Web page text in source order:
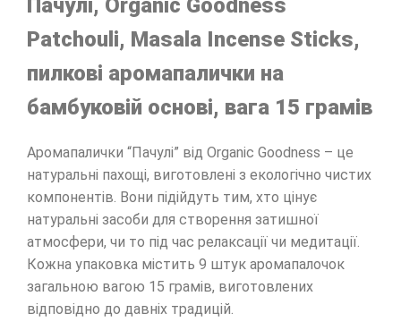
Patchouli, Masala Incense Sticks,
пилкові аромапалички на
бамбуковій основі, вага 15 грамів
Аромапалички “Пачулі” від Organic Goodness – це
натуральні пахощі, виготовлені з екологічно чистих
компонентів. Вони підійдуть тим, хто цінує
натуральні засоби для створення затишної
атмосфери, чи то під час релаксації чи медитації.
Кожна упаковка містить 9 штук аромапалочок
загальною вагою 15 грамів, виготовлених
відповідно до давніх традицій.